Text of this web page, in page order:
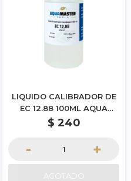
LIQUIDO CALIBRADOR DE
EC 12.88 100ML AQUA
MASTER TOOLS
$ 240
- +
AGOTADO